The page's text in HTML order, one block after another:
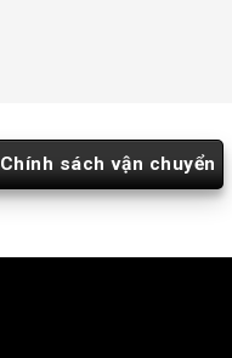
Chính sách vận chuyển